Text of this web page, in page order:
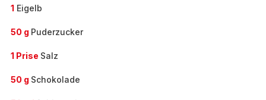
1 Eigelb
50 g Puderzucker
1 Prise Salz
50 g Schokolade